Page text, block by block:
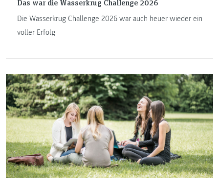
Das war die Wasserkrug Challenge 2026
Die Wasserkrug Challenge 2026 war auch heuer wieder ein
voller Erfolg